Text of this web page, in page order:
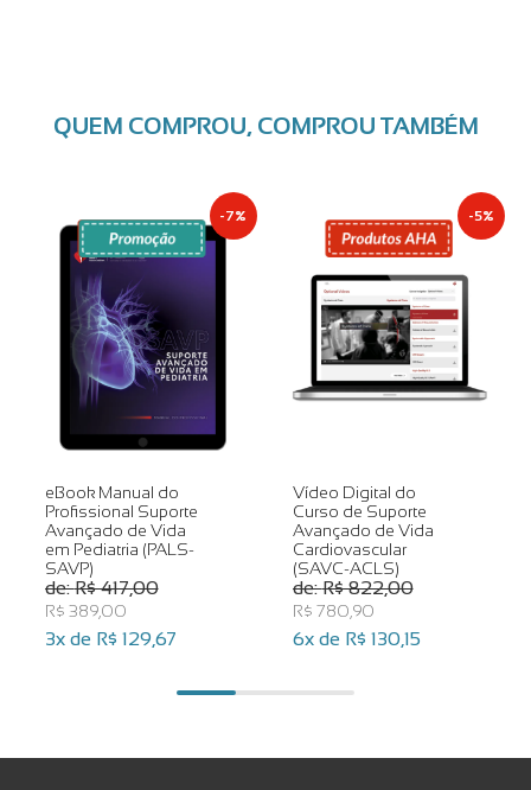
QUEM COMPROU, COMPROU TAMBÉM
-7%
eBook Manual do
Profissional Suporte
Avançado de Vida
em Pediatria (PALS-
SAVP)
R$ 417,00
R$ 389,00
3x de R$ 129,67
-5%
Vídeo Digital do
Curso de Suporte
Avançado de Vida
Cardiovascular
(SAVC-ACLS)
R$ 822,00
R$ 780,90
6x de R$ 130,15